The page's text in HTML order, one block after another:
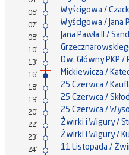
06' Wyścigowa /
07' Wyścigowa / Jana
08' Jana Pawła II /
10'
13' Dw. Główny PKP
16' Mickiewicza /
18' 25 Czerwca /
19' 25 Czerwca /
20' 25 Czerwca /
22' Żwirki i Wigury /
23' Żwirki i Wigury /
24' 11 Listopada /